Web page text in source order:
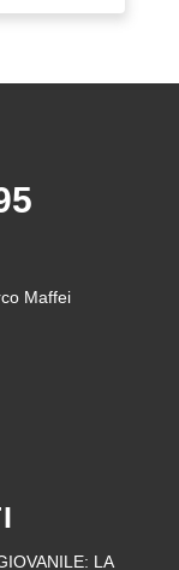
Maffei
LA